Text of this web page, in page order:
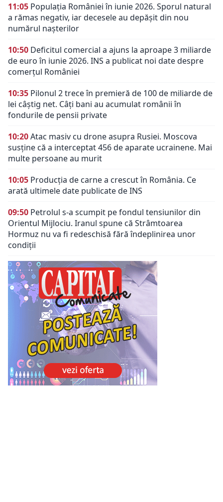
11:05 Populația României în iunie 2026. Sporul natural
a rămas negativ, iar decesele au depășit din nou
numărul nașterilor
10:50 Deficitul comercial a ajuns la aproape 3 miliarde
de euro în iunie 2026. INS a publicat noi date despre
comerțul României
10:35 Pilonul 2 trece în premieră de 100 de miliarde de
lei câștig net. Câți bani au acumulat românii în
fondurile de pensii private
10:20Atac masiv cu drone asupra Rusiei. Moscova
susține că a interceptat 456 de aparate ucrainene. Mai
multe persoane au murit
10:05 Producția de carne a crescut în România. Ce
arată ultimele date publicate de INS
09:50 Petrolul s-a scumpit pe fondul tensiunilor din
Orientul Mijlociu. Iranul spune că Strâmtoarea
Hormuz nu va fi redeschisă fără îndeplinirea unor
condiții